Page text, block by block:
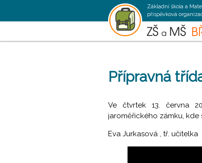
Základní škola a
příspěvková
Přípravná
Ve čtvrtek 13. června
jaroměřického zámku,
Eva Jurkasová , tř. učitelka